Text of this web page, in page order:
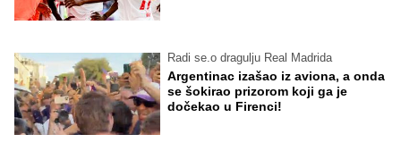
Radi se.o dragulju Real Madrida
Argentinac izašao iz aviona, a onda
se šokirao prizorom koji ga je
dočekao u Firenci!